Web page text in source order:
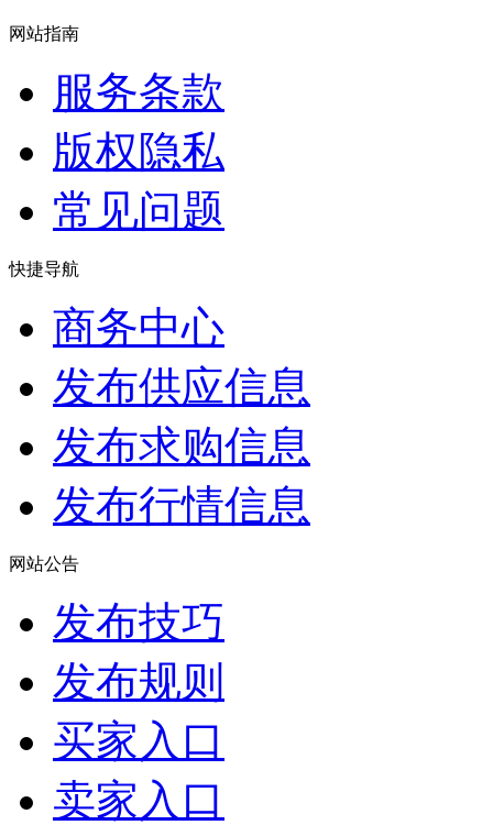
网站指南
服务条款
版权隐私
常见问题
快捷导航
商务中心
发布供应信息
发布求购信息
发布行情信息
网站公告
发布技巧
发布规则
买家入口
卖家入口